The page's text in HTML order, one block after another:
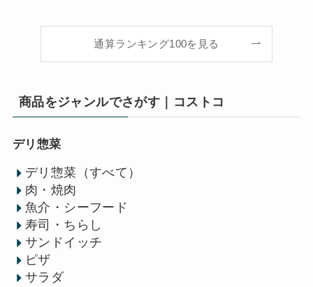
通算ランキング100を見る
商品をジャンルでさがす｜コストコ
デリ惣菜
デリ惣菜（すべて）
肉・焼肉
魚介・シーフード
寿司・ちらし
サンドイッチ
ピザ
サラダ